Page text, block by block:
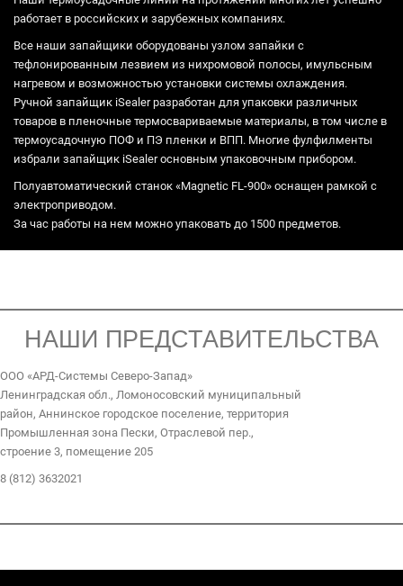
работает в российских и зарубежных компаниях.
Все наши запайщики оборудованы узлом запайки с
тефлонированным лезвием из нихромовой полосы, имульсным
нагревом и возможностью установки системы охлаждения.
Ручной запайщик iSealer разработан для упаковки различных
товаров в пленочные термосвариваемые материалы, в том числе в
термоусадочную ПОФ и ПЭ пленки и ВПП. Многие фулфилменты
избрали запайщик iSealer основным упаковочным прибором.
Полуавтоматический станок «Magnetic FL-900» оснащен рамкой с
электроприводом.
За час работы на нем можно упаковать до 1500 предметов.
НАШИ ПРЕДСТАВИТЕЛЬСТВА
ООО «АРД-Системы Северо-Запад»
Ленинградская обл., Ломоносовский муниципальный
район, Аннинское городское поселение, территория
Промышленная зона Пески, Отраслевой пер.,
строение 3, помещение 205
8 (812) 3632021